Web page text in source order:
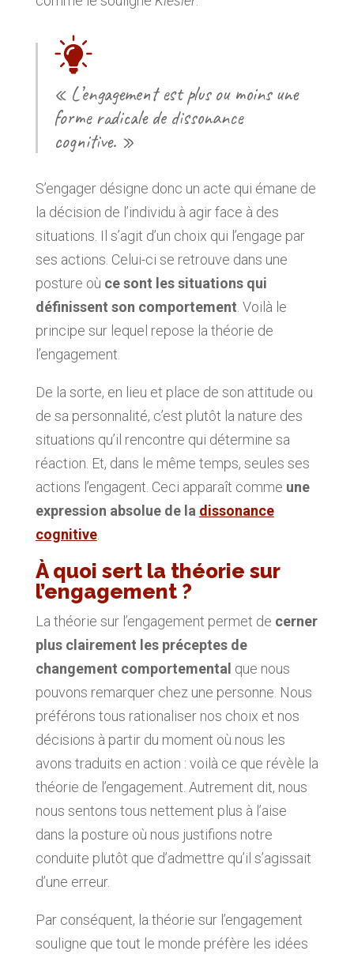
« L’engagement est plus ou moins une
forme radicale de dissonance
cognitive. »
S’engager désigne donc un acte qui émane de
la décision de l’individu à agir face à des
situations. Il s’agit d’un choix qui l’engage par
ses actions. Celui-ci se retrouve dans une
posture où ce sont les situations qui
définissent son comportement. Voilà le
principe sur lequel repose la théorie de
l’engagement.
De la sorte, en lieu et place de son attitude ou
de sa personnalité, c’est plutôt la nature des
situations qu’il rencontre qui détermine sa
réaction. Et, dans le même temps, seules ses
actions l’engagent. Ceci apparaît comme une
expression absolue de la dissonance
cognitive.
À quoi sert la théorie sur
l’engagement ?
La théorie sur l’engagement permet de cerner
plus clairement les préceptes de
changement comportemental que nous
pouvons remarquer chez une personne. Nous
préférons tous rationaliser nos choix et nos
décisions à partir du moment où nous les
avons traduits en action : voilà ce que révèle la
théorie de l’engagement. Autrement dit, nous
nous sentons tous nettement plus à l’aise
dans la posture où nous justifions notre
conduite plutôt que d’admettre qu’il s’agissait
d’une erreur.
Par conséquent, la théorie sur l’engagement
souligne que tout le monde préfère les idées